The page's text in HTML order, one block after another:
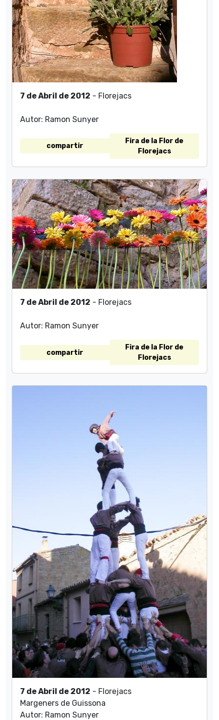
7 de Abril de 2012 - Florejacs
Autor: Ramon Sunyer
compartir
Fira de la Flor de
Florejacs
7 de Abril de 2012 - Florejacs
Autor: Ramon Sunyer
compartir
Fira de la Flor de
Florejacs
7 de Abril de 2012 - Florejacs
Margeners de Guissona
Autor: Ramon Sunyer